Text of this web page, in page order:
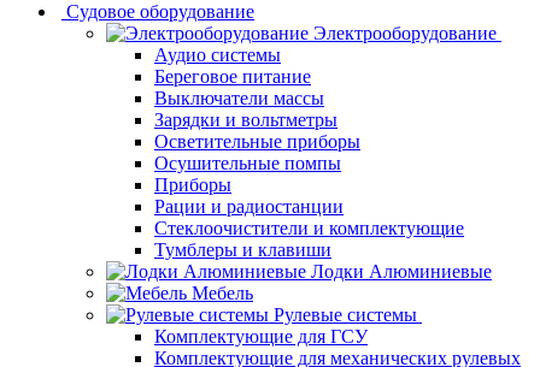
Судовое оборудование
Электрооборудование
Аудио системы
Береговое питание
Выключатели массы
Зарядки и вольтметры
Осветительные приборы
Осушительные помпы
Приборы
Рации и радиостанции
Стеклоочистители и комплектующие
Тумблеры и клавиши
Лодки Алюминиевые
Мебель
Рулевые системы
Комплектующие для ГСУ
Комплектующие для механических рулевых